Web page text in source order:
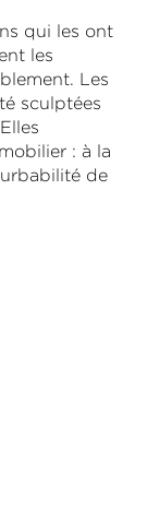
qui les ont
les
Les
sculptées
: à la
de